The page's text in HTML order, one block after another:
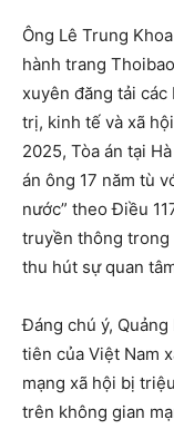
Ông Lê Trung
hành trang
xuyên đăng tải
trị, kinh tế và xã
2025, Tòa án tại
án ông 17 năm tù
nước” theo Điều
truyền thông trong
thu hút sự quan
Đáng chú ý,
tiên của Việt Nam
mạng xã hội bị
trên không gian